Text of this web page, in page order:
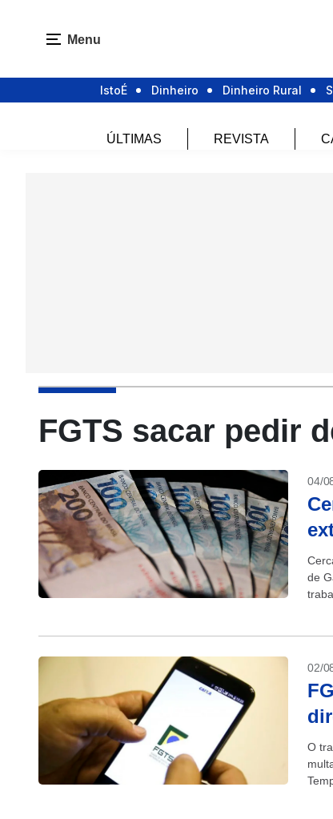
Menu
IstoÉ Dinheiro Dinheiro Rural
ÚLTIMAS REVISTA
FGTS sacar pedir
04/
de
02/
O